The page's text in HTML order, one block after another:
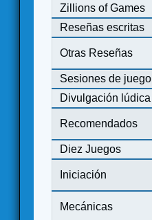
Zillions of Games
Reseñas escritas
Otras Reseñas
Sesiones de juego
Divulgación lúdica
Recomendados
Diez Juegos
Iniciación
Mecánicas